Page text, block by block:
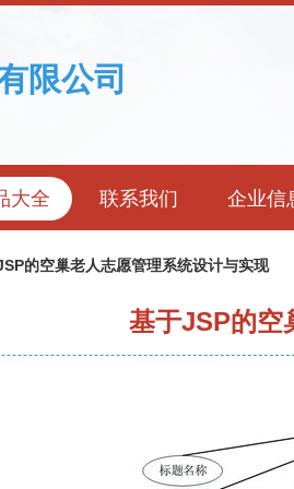
限公司
大全 联系我们 企业信
的空巢老人志愿管理系统设计与实现
基于JSP的空